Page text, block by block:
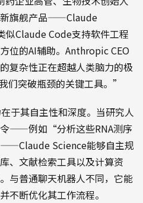
新旗舰产品——Claude
似Claude Code支持软件工程
位的AI辅助。Anthropic CEO
复杂性正在超越人类脑力的极
们突破瓶颈的关键工具。”
于其自主性和深度。当研究人
令——例如“分析这些RNA测序
Science能够自主规
、文献检索工具以及计算资
与普通聊天机器人不同，它能
不断优化其工作流程。